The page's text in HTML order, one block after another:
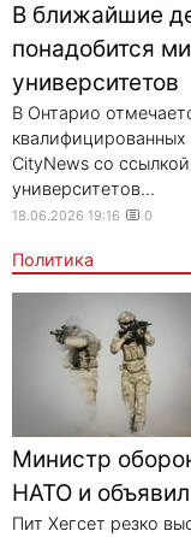
В ближайшие
понадобится
университетов
В Онтарио
CityNews со
университетов...
18.06.2026 19:16 0
Политика
Министр
НАТО и
Пит Хегсет резко